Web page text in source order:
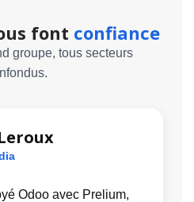
font confiance
groupe, tous secteurs
Odoo avec Prelium,